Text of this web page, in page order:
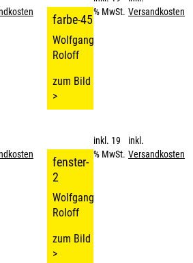
farbe-45
Wolfgang
Roloff
zum Bild
>
% MwSt. Versandkosten
fenster-
2
Wolfgang
Roloff
zum Bild
>
inkl. 19
% MwSt.
inkl.
Versandkosten